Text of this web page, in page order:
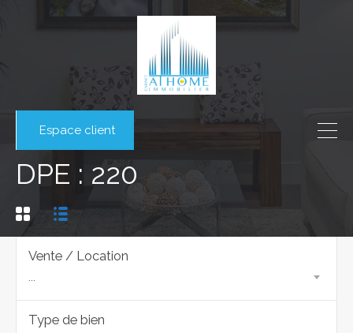
Espace client
DPE : 220
Vente / Location
...
Type de bien